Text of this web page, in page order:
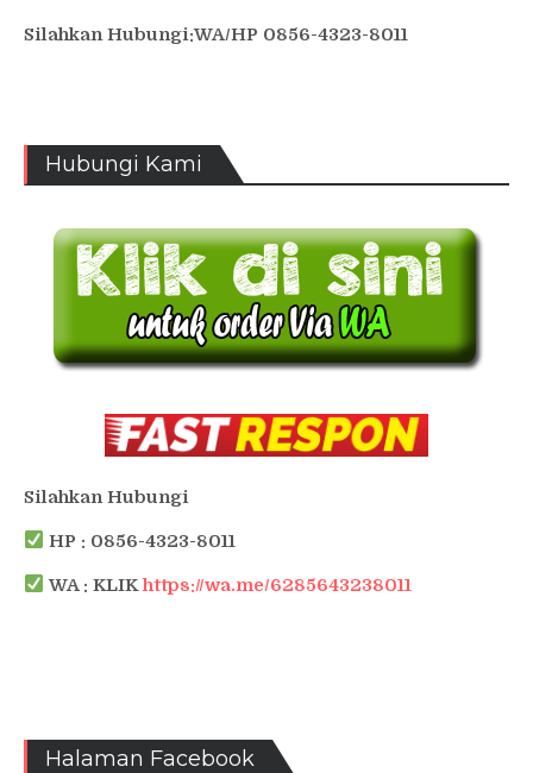
Silahkan Hubungi:WA/HP 0856-4323-8011
Hubungi Kami
Silahkan Hubungi
HP : 0856-4323-8011
WA : KLIKhttps://wa.me/6285643238011
Halaman Facebook